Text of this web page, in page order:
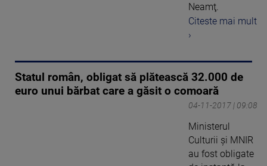
Neamţ.
Citeste mai mult
›
Statul român, obligat să plătească 32.000 de
euro unui bărbat care a găsit o comoară
04-11-2017 | 09:08
Ministerul
Culturii şi MNIR
au fost obligate